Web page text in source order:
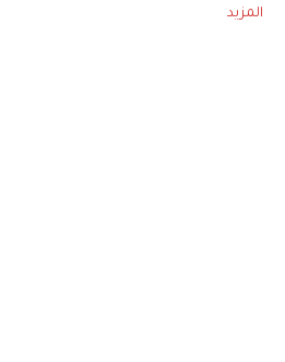
المزيد